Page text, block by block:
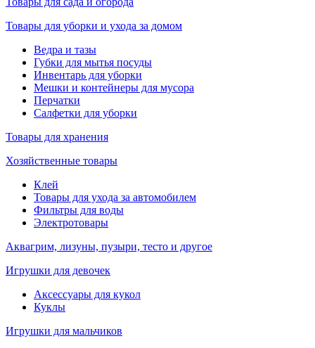
Товары для уборки и ухода за домом
Ведра и тазы
Губки для мытья посуды
Инвентарь для уборки
Мешки и контейнеры для мусора
Перчатки
Салфетки для уборки
Товары для хранения
Хозяйственные товары
Клей
Товары для ухода за автомобилем
Фильтры для воды
Электротовары
Аквагрим, лизуны, пузыри, тесто и другое
Игрушки для девочек
Аксессуары для кукол
Куклы
Игрушки для мальчиков